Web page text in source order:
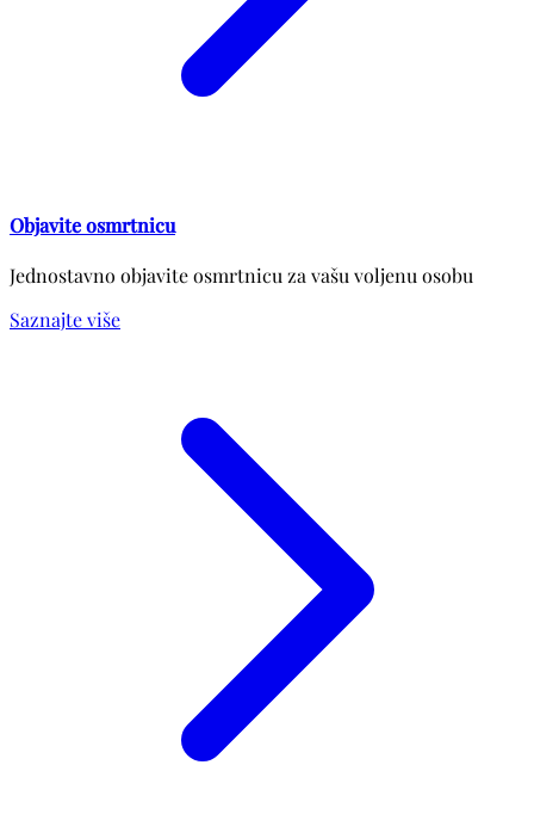
Objavite osmrtnicu
Jednostavno objavite osmrtnicu za vašu voljenu osobu
Saznajte više